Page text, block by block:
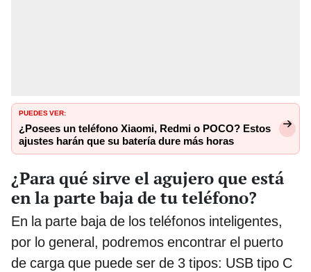
PUEDES VER:
¿Posees un teléfono Xiaomi, Redmi o POCO? Estos
ajustes harán que su batería dure más horas
¿Para qué sirve el agujero que está
en la parte baja de tu teléfono?
En la parte baja de los teléfonos inteligentes,
por lo general, podremos encontrar el puerto
de carga que puede ser de 3 tipos: USB tipo C